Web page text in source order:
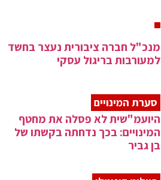
מנכ"ל חברה ציבורית נעצר בחשד
למעורבות בריגול עסקי
סערת המינויים
היועמ"שית לא פסלה את מחטף
המינויים: בכך נדחתה בקשתו של
בן גביר